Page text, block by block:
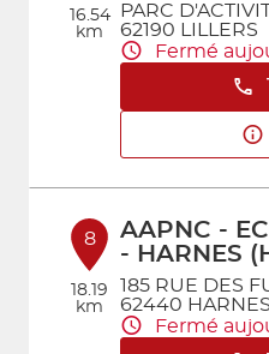
16.54
km
PARC
62190 LILLERS
Fermé
8
18.19
km
AAPNC -
- HARNES
185 RUE DES
62440 HARNES
Fermé